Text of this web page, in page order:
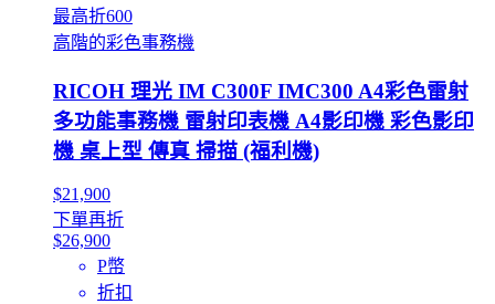
最高折600
高階的彩色事務機
RICOH 理光 IM C300F IMC300 A4彩色雷射
多功能事務機 雷射印表機 A4影印機 彩色影印
機 桌上型 傳真 掃描 (福利機)
$21,900
下單再折
$26,900
P幣
折扣